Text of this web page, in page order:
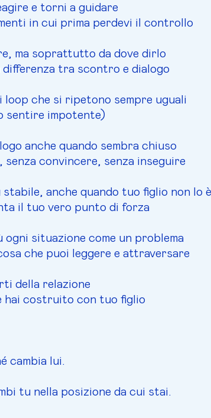
e torni a guidare
in cui prima perdevi il controllo
ma soprattutto da dove dirlo
differenza tra scontro e dialogo
che si ripetono sempre uguali
sentire impotente)
anche quando sembra chiuso
senza convincere, senza inseguire
anche quando tuo figlio non lo è
il tuo vero punto di forza
situazione come un problema
che puoi leggere e attraversare
della relazione
hai costruito con tuo figlio
cambia lui.
tu nella posizione da cui stai.